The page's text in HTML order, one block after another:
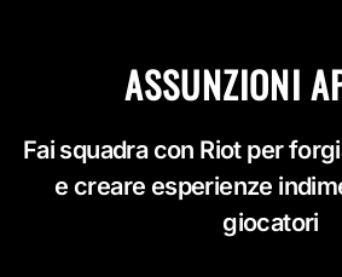
ASSUNZIONI
Fai squadra con Riot per
e creare esperienze
giocatori